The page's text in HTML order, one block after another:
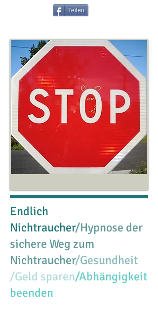
Endlich
Nichtraucher/Hypnose der
sichere Weg zum
Nichtraucher/Gesundheit
/Geld sparen/Abhängigkeit
beenden
Teilen